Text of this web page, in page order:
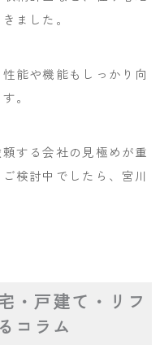
ました。
能や機能もしっかり向
。
する会社の見極めが重
検討中でしたら、宮川
・戸建て・リフ
コラム